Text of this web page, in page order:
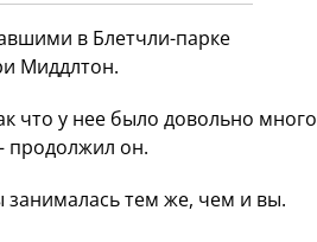
в Блетчли-парке
Миддлтон.
что у нее было довольно много
продолжил он.
тем же, чем и вы.